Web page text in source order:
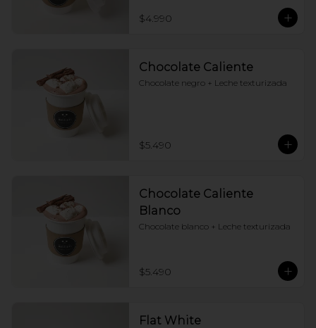
$4.990
Chocolate Caliente
Chocolate negro + Leche texturizada
$5.490
Chocolate Caliente
Blanco
Chocolate blanco + Leche texturizada
$5.490
Flat White